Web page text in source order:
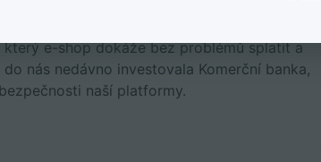
v podmínkách. Za druhé celý proces
na datech a machine learningu, který je
e-shop dokáže bez problémů splatit a
nás nedávno investovala Komerční banka,
naší platformy.